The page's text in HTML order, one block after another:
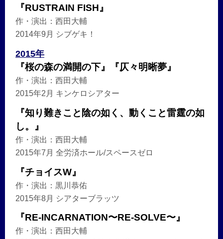
『RUSTRAIN FISH』
作・演出：西田大輔
2014年9月 シブゲキ！
2015年
『桜の森の満開の下』『仄々明晰夢』
作・演出：西田大輔
2015年2月 キンケロシアター
『知り難きこと陰の如く、動くこと雷霆の如
し。』
作・演出：西田大輔
2015年7月 全労済ホール/スペースゼロ
『チョイスW』
作・演出：黒川恭佑
2015年8月 シアターブラッツ
『RE-INCARNATION〜RE-SOLVE〜』
作・演出：西田大輔